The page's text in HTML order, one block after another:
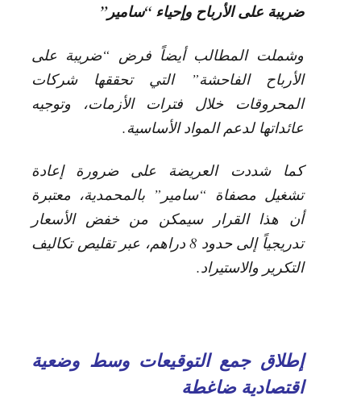
ضريبة على الأرباح وإحياء “سامير”
وشملت المطالب أيضاً فرض “ضريبة على
الأرباح الفاحشة” التي تحققها شركات
المحروقات خلال فترات الأزمات، وتوجيه
عائداتها لدعم المواد الأساسية.
كما شددت العريضة على ضرورة إعادة
تشغيل مصفاة “سامير” بالمحمدية، معتبرة
أن هذا القرار سيمكن من خفض الأسعار
تدريجياً إلى حدود 8 دراهم، عبر تقليص تكاليف
التكرير والاستيراد.
إطلاق جمع التوقيعات وسط وضعية
اقتصادية ضاغطة